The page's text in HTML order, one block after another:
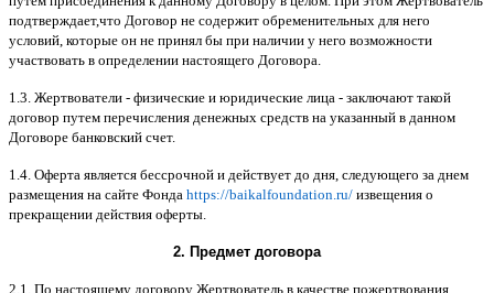
подтверждает,что Договор не содержит обременительных для него
условий которые он не принял бы при наличии у него возможности
участвовать в определении настоящего Договора
1.3. Жертвователи - физические и юридические лица - заключают такой
договор путем перечисления денежных средств на указанный в данном
Договоре банковский счет.
1.4. Оферта является бессрочной и действует до дня следующего за днем
размещения на сайте Фонда https://baikalfoundation.ru/ извещения о
прекращении действия оферты
2. Предмет договора
2.1. По настоящему договору Жертвователь в качестве пожертвования